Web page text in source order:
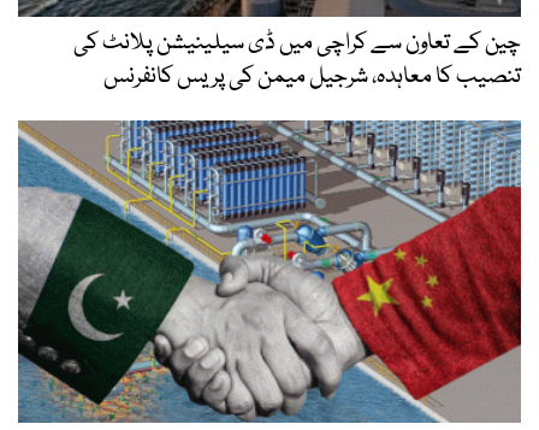
چین کے تعاون سے کراچی میں ڈی سیلینیشن پلانٹ کی
تنصیب کا معاہدہ، شرجیل میمن کی پریس کانفرنس